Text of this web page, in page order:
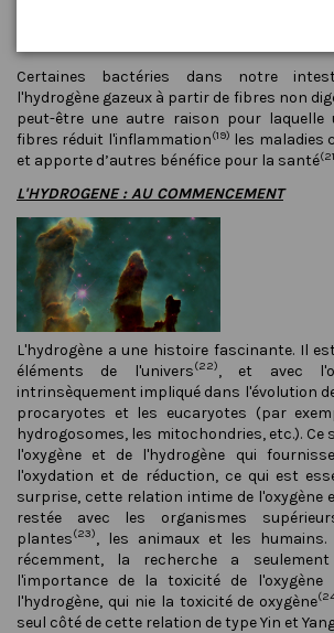
Certaines bactéries dans notre
l'hydrogène gazeux à partir de fibres non
peut-être une autre raison pour laquelle
fibres réduit l'inflammation(19) les maladies
et apporte d’autres bénéfice pour la santé
L'HYDROGENE: AU COMMENCEMENT
L'hydrogène a une histoire fascinante. Il
éléments de l'univers(22), et avec
intrinsèquement impliqué dans l'évolution
procaryotes et les eucaryotes (par
hydrogosomes, les mitochondries, etc.). Ce
l'oxygène et de l'hydrogène qui
l'oxydation et de réduction, ce qui est
surprise, cette relation intime de l'oxygène
restée avec les organismes
plantes(23), les animaux et les humains.
récemment, la recherche a
l'importance de la toxicité de
l'hydrogène, qui nie la toxicité de oxygène
seul côté de cette relation de type Yin et